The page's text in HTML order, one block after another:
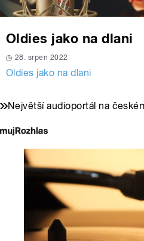
Oldies jako na dlani
28. srpen 2022
Oldies jako na dlani
Největší audioportál na